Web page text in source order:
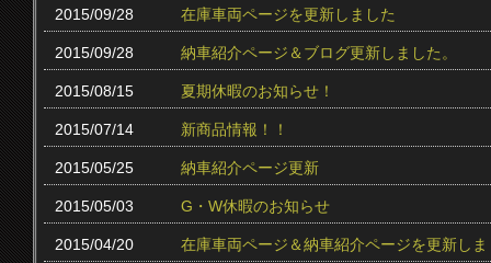
2015/09/28 在庫車両ページを更新しました
2015/09/28 納車紹介ページ＆ブログ更新しました。
2015/08/15 夏期休暇のお知らせ！
2015/07/14 新商品情報！！
2015/05/25 納車紹介ページ更新
2015/05/03 G・W休暇のお知らせ
2015/04/20 在庫車両ページ＆納車紹介ページを更新し